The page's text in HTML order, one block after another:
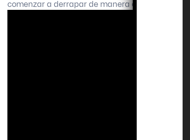
comenzar a derrapar de manera descontrolada.